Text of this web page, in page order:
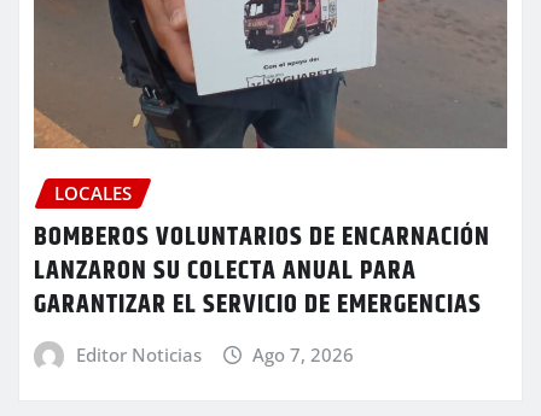
LOCALES
BOMBEROS VOLUNTARIOS DE ENCARNACIÓN
LANZARON SU COLECTA ANUAL PARA
GARANTIZAR EL SERVICIO DE EMERGENCIAS
Editor Noticias Ago 7, 2026